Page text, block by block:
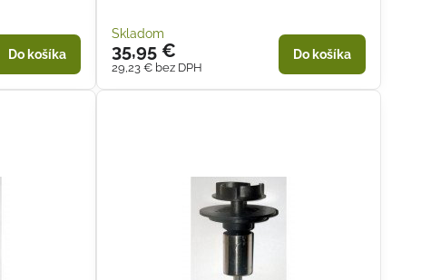
Do košíka
Skladom
35,95 €
29,23 € bez DPH
Do košíka